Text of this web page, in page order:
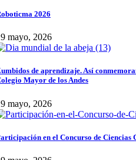
2026
mayo, 2026
de aprendizaje. Así
Mayor de los Andes
mayo, 2026
en el Concurso de Ciencias